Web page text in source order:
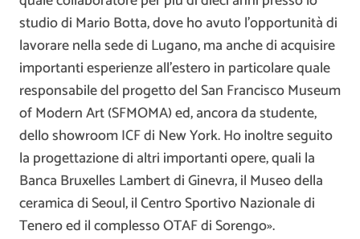
studio di Mario Botta, dove ho avuto l’opportunità di
lavorare nella sede di Lugano, ma anche di acquisire
importanti esperienze all’estero in particolare quale
responsabile del progetto del San Francisco Museum
of Modern Art (SFMOMA) ed, ancora da studente,
dello showroom ICF di New York. Ho inoltre seguito
la progettazione di altri importanti opere, quali la
Banca Bruxelles Lambert di Ginevra, il Museo della
ceramica di Seoul, il Centro Sportivo Nazionale di
Tenero ed il complesso OTAF di Sorengo».